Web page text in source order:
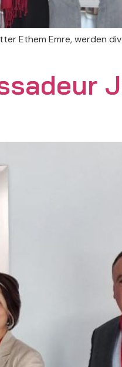
Ethem Emre, werden